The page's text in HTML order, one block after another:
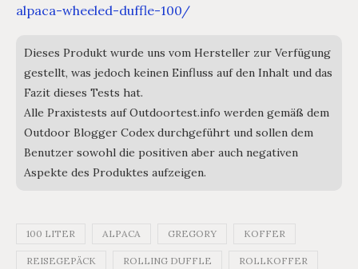
alpaca-wheeled-duffle-100/
Dieses Produkt wurde uns vom Hersteller zur Verfügung
gestellt, was jedoch keinen Einfluss auf den Inhalt und das
Fazit dieses Tests hat.
Alle Praxistests auf Outdoortest.info werden gemäß dem
Outdoor Blogger Codex durchgeführt und sollen dem
Benutzer sowohl die positiven aber auch negativen
Aspekte des Produktes aufzeigen.
100 LITER ALPACA GREGORY KOFFER
REISEGEPÄCK ROLLING DUFFLE ROLLKOFFER